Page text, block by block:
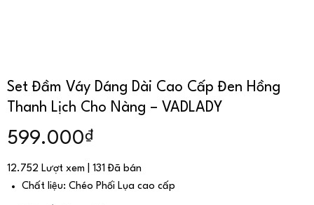
Set Đầm Váy Dáng Dài Cao Cấp Đen Hồng
Thanh Lịch Cho Nàng – VADLADY
599.000₫
12.752 Lượt xem | 131 Đã bán
Chất liệu: Chéo Phối Lụa cao cấp